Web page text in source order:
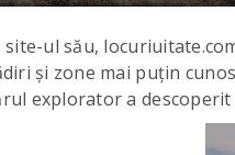
ul său,
și zone mai puțin
explorator a